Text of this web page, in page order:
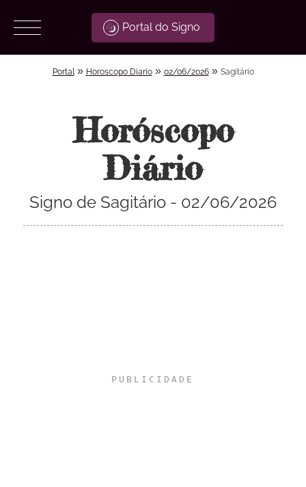
Portal do Signo
Portal » Horoscopo Diario» 02/06/2026» Sagitário
Horóscopo
Diário
Signo de Sagitário - 02/06/2026